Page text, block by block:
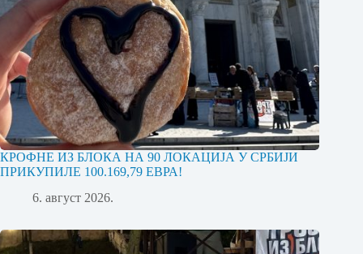
КРОФНЕ ИЗ БЛОКА НА 90 ЛОКАЦИЈА У СРБИЈИ
ПРИКУПИЛЕ 100.169,79 ЕВРА!
6. август 2026.